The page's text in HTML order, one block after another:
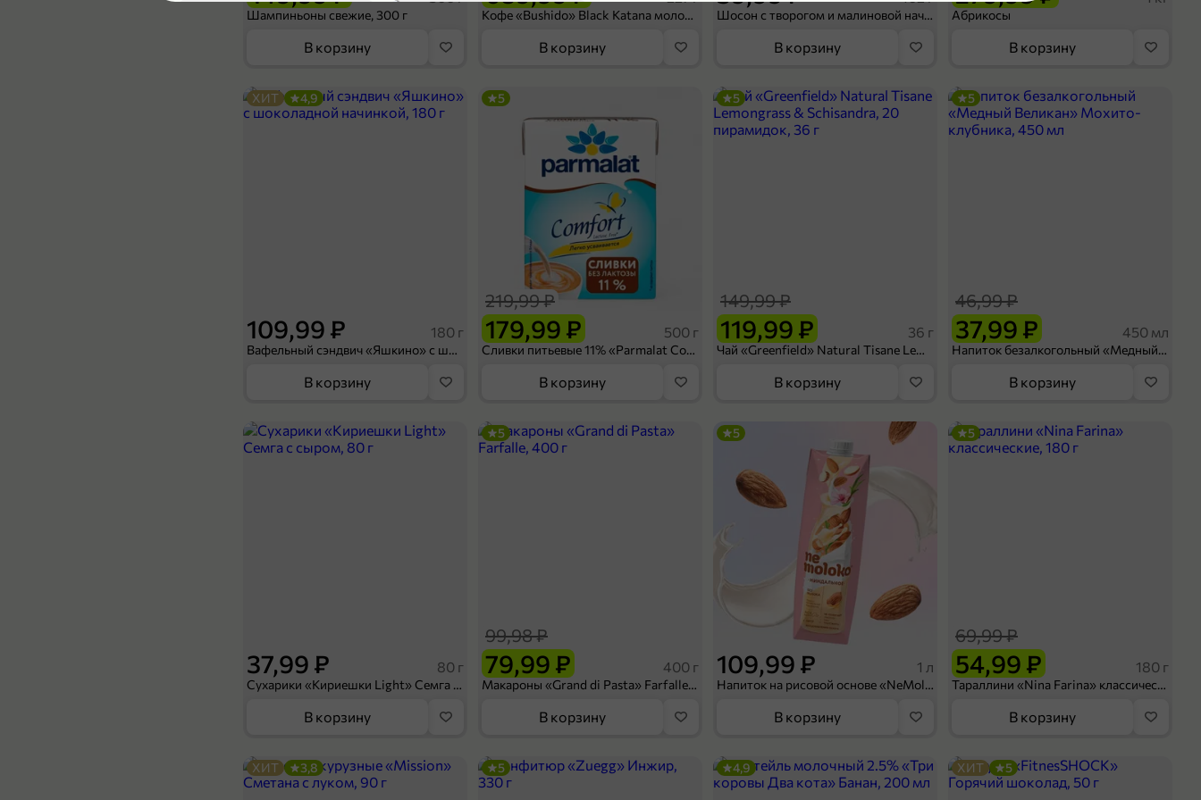
250 г
Паста «Ready2Eat» Болоньезе, 250 г
Шампиньоны свежие, 300 г
В корзину
Кофе «Bushido» Black Katana молотый, 227 г
В корзину
Шосон с творогом и малиновой начинкой, 102 г
В корзину
Абрикосы
В корзину
109,99 ₽ 180 г
Вафельный сэндвич «Яшкино» с шоколадной начинкой, 180 г
ХИТ 4,9
В корзину
179,99 ₽
219,99 ₽
500 г
Сливки питьевые 11% «Parmalat Comfort» безлактозные, 500 г
5
В корзину
119,99 ₽
149,99 ₽
36 г
Чай «Greenfield» Natural Tisane Lemongrass & Schisandra, 20 пирамидок, 36 г
5
В корзину
37,99 ₽
46,99 ₽
450 мл
Напиток безалкогольный «Медный Великан» Мохито-клубника, 450 мл
5
В корзину
37,99 ₽ 80 г
Сухарики «Кириешки Light» Семга с сыром, 80 г
В корзину
79,99 ₽
99,98 ₽
400 г
Макароны «Grand di Pasta» Farfalle, 400 г
5
В корзину
109,99 ₽ 1 л
Напиток на рисовой основе «NeMoloko» «Миндальный», 1 л
5
В корзину
54,99 ₽
69,99 ₽
180 г
Тараллини «Nina Farina» классические, 180 г
5
В корзину
ХИТ 3,8 5 4,9 ХИТ 5